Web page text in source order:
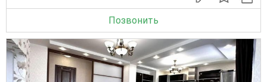
Позвонить